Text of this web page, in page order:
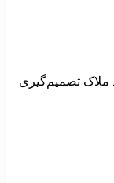
ملاک تصمیم‌گیری